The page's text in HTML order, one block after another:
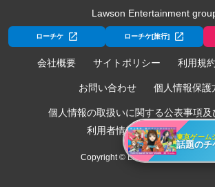
Lawson Entertainment
ローチケ ローチケ[旅行]
会社概要 サイトポリシー 利用規約
お問い合わせ 個人情報保護
個人情報の取扱いに関する公表事項及
利用者情報の外部送信につい
Copyright © Lawson Entertainment,
東京ゲーム
話題のチ